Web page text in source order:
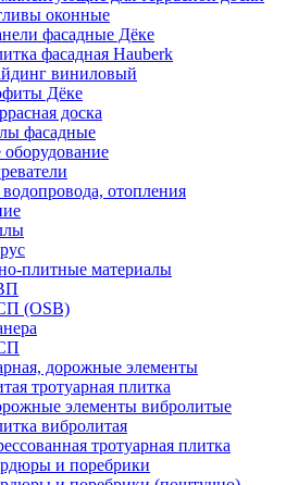
оконные
фасадные Дёке
фасадная Hauberk
виниловый
Дёке
доска
фасадные
отопления
плитные материалы
(OSB)
дорожные элементы
тротуарная плитка
элементы вибролитые
вибролитая
тротуарная плитка
и поребрики